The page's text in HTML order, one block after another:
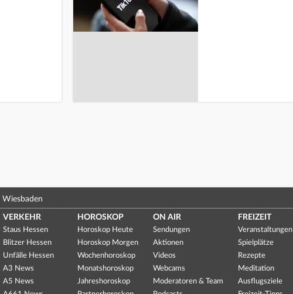
Wiesbaden
VERKEHR
Staus Hessen
Blitzer Hessen
Unfälle Hessen
A3 News
A5 News
HOROSKOP
Horoskop Heute
Horoskop Morgen
Wochenhoroskop
Monatshoroskop
Jahreshoroskop
ON AIR
Sendungen
Aktionen
Videos
Webcams
Moderatoren & Team
FREIZEIT
Veranstaltungen
Spielplätze
Rezepte
Meditation
Ausflugsziele